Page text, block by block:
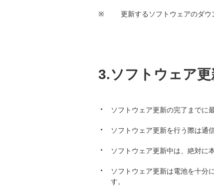
※ 更新するソフトウェアのダ
3.ソフトウェア
ソフトウェア更新の完了までに
ソフトウェア更新を行う際は通
ソフトウェア更新中は、絶対に
ソフトウェア更新は電池を十分
す。